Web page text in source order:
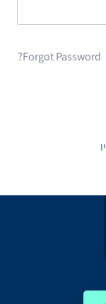
Forgot Password?